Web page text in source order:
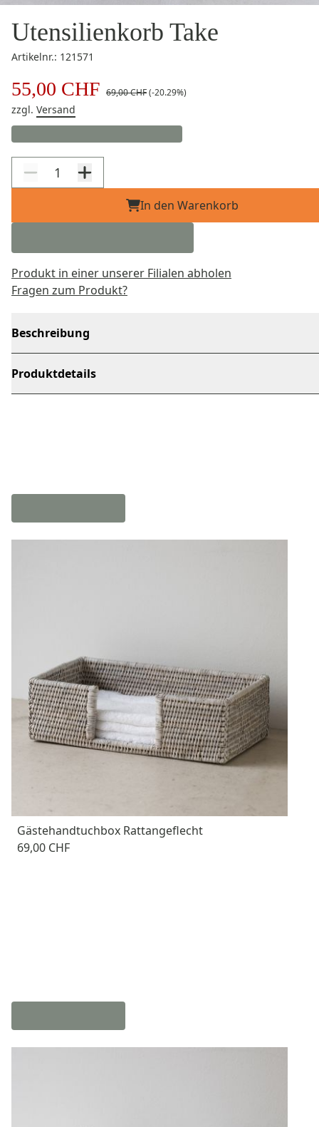
Utensilienkorb Take
Artikelnr.: 121571
55,00 CHF 69,00 CHF(-20.29%)
zzgl. Versand
In den Warenkorb
Produkt in einer unserer Filialen abholen
Fragen zum Produkt?
Beschreibung
Produktdetails
Gästehandtuchbox Rattangeflecht
69,00 CHF